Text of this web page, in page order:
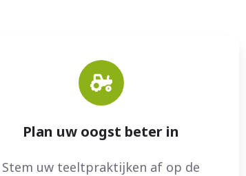
Plan uw oogst beter in
Stem uw teeltpraktijken af op de